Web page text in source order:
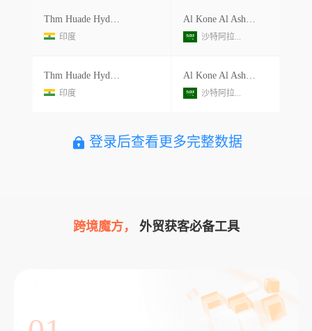
Thm Huade Hydraulics Pvt Ltd.
印度
Al Kone Al Ashmal Trading Co
沙特阿拉...
Thm Huade Hydraulics Pvt Ltd.
印度
Al Kone Al Ashmal Trading Co
沙特阿拉...
登录后查看更多完整数据
跨境魔方， 外贸获客必备工具